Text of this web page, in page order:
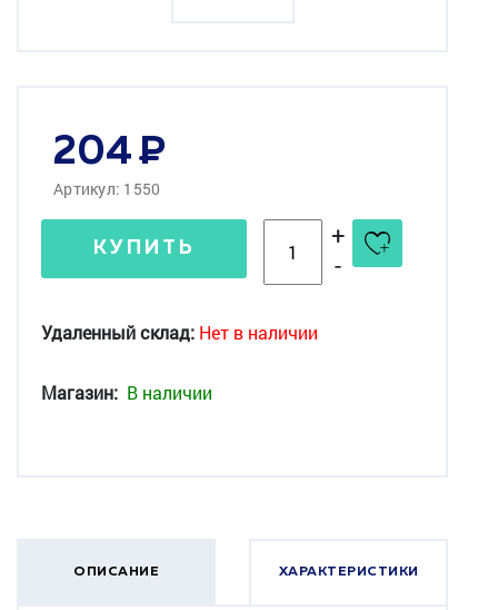
204
Артикул: 1550
КУПИТЬ
+
-
Удаленный склад: Нет в наличии
Магазин: В наличии
ОПИСАНИЕ ХАРАКТЕРИСТИКИ